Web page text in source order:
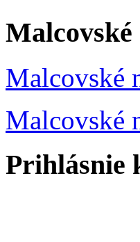
Malcovské
Malcovské
Prihlásnie